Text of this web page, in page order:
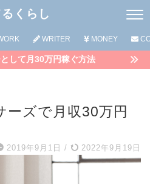
くらし
WRITER MONEY
して月30万円稼ぐ方法
ーズで月収30万円
2019年9月1日 / 2022年9月19日